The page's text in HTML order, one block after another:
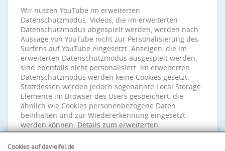
Wir nutzen YouTube im erweiterten
Datenschutzmodus. Videos, die im erweiterten
Datenschutzmodus abgespielt werden, werden nach
Aussage von YouTube nicht zur Personalisierung des
Surfens auf YouTube eingesetzt. Anzeigen, die im
erweiterten Datenschutzmodus ausgespielt werden,
sind ebenfalls nicht personalisiert. Im erweiterten
Datenschutzmodus werden keine Cookies gesetzt.
Stattdessen werden jedoch sogenannte Local Storage
Elemente im Browser des Users gespeichert, die
ähnlich wie Cookies personenbezogene Daten
beinhalten und zur Wiedererkennung eingesetzt
werden können. Details zum erweiterten
Datenschutzmodus finden Sie hier:
https://support.google.com/youtube/answer/171780
Cookies auf dav-eifel.de